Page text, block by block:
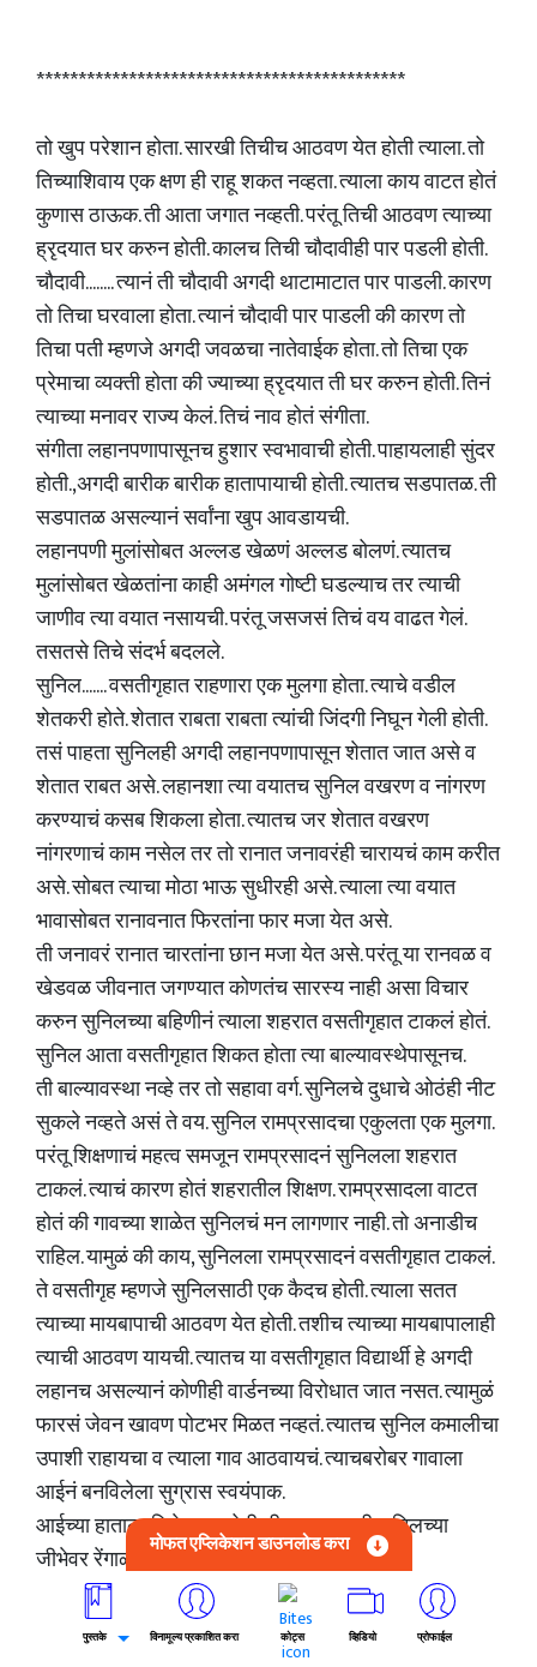
********************************************
तो खुप परेशान होता. सारखी तिचीच आठवण येत होती त्याला. तो
तिच्याशिवाय एक क्षण ही राहू शकत नव्हता. त्याला काय वाटत होतं
कुणास ठाऊक. ती आता जगात नव्हती. परंतू तिची आठवण त्याच्या
ह्रृदयात घर करुन होती. कालच तिची चौदावीही पार पडली होती.
चौदावी........ त्यानं ती चौदावी अगदी थाटामाटात पार पाडली. कारण
तो तिचा घरवाला होता. त्यानं चौदावी पार पाडली की कारण तो
तिचा पती म्हणजे अगदी जवळचा नातेवाईक होता. तो तिचा एक
प्रेमाचा व्यक्ती होता की ज्याच्या ह्रृदयात ती घर करुन होती. तिनं
त्याच्या मनावर राज्य केलं. तिचं नाव होतं संगीता.
संगीता लहानपणापासूनच हुशार स्वभावाची होती. पाहायलाही सुंदर
होती.,अगदी बारीक बारीक हातापायाची होती. त्यातच सडपातळ. ती
सडपातळ असल्यानं सर्वांना खुप आवडायची.
लहानपणी मुलांसोबत अल्लड खेळणं अल्लड बोलणं. त्यातच
मुलांसोबत खेळतांना काही अमंगल गोष्टी घडल्याच तर त्याची
जाणीव त्या वयात नसायची. परंतू जसजसं तिचं वय वाढत गेलं.
तसतसे तिचे संदर्भ बदलले.
सुनिल....... वसतीगृहात राहणारा एक मुलगा होता. त्याचे वडील
शेतकरी होते. शेतात राबता राबता त्यांची जिंदगी निघून गेली होती.
तसं पाहता सुनिलही अगदी लहानपणापासून शेतात जात असे व
शेतात राबत असे. लहानशा त्या वयातच सुनिल वखरण व नांगरण
करण्याचं कसब शिकला होता. त्यातच जर शेतात वखरण
नांगरणाचं काम नसेल तर तो रानात जनावरंही चारायचं काम करीत
असे. सोबत त्याचा मोठा भाऊ सुधीरही असे. त्याला त्या वयात
भावासोबत रानावनात फिरतांना फार मजा येत असे.
ती जनावरं रानात चारतांना छान मजा येत असे. परंतू या रानवळ व
खेडवळ जीवनात जगण्यात कोणतंच सारस्य नाही असा विचार
करुन सुनिलच्या बहिणीनं त्याला शहरात वसतीगृहात टाकलं होतं.
सुनिल आता वसतीगृहात शिकत होता त्या बाल्यावस्थेपासूनच.
ती बाल्यावस्था नव्हे तर तो सहावा वर्ग. सुनिलचे दुधाचे ओठंही नीट
सुकले नव्हते असं ते वय. सुनिल रामप्रसादचा एकुलता एक मुलगा.
परंतू शिक्षणाचं महत्व समजून रामप्रसादनं सुनिलला शहरात
टाकलं. त्याचं कारण होतं शहरातील शिक्षण. रामप्रसादला वाटत
होतं की गावच्या शाळेत सुनिलचं मन लागणार नाही. तो अनाडीच
राहिल. यामुळं की काय, सुनिलला रामप्रसादनं वसतीगृहात टाकलं.
ते वसतीगृह म्हणजे सुनिलसाठी एक कैदच होती. त्याला सतत
त्याच्या मायबापाची आठवण येत होती. तशीच त्याच्या मायबापालाही
त्याची आठवण यायची. त्यातच या वसतीगृहात विद्यार्थी हे अगदी
लहानच असल्यानं कोणीही वार्डनच्या विरोधात जात नसत. त्यामुळं
फारसं जेवन खावण पोटभर मिळत नव्हतं. त्यातच सुनिल कमालीचा
उपाशी राहायचा व त्याला गाव आठवायचं. त्याचबरोबर गावाला
आईनं बनविलेला सुग्रास स्वयंपाक.
आईच्या हाताला विशेष चव होती. ती चव अजुनही सुनिलच्या
जीभेवर रेंगाळत राहायची. त्याचं कारणही तसंच होतं.
सर्व जगानं आधुनिक तंत्रज्ञानाचा स्विकार केला होता. परंतू
सुनिलच्या मायबापानं ते तंत्रज्ञान अजुनही स्विकारले नव्हते. ते
मोफत एप्लिकेशन डाउनलोड करा
पुस्तके विनामूल्य प्रकाशित करा कोट्स व्हिडियो प्रोफाईल